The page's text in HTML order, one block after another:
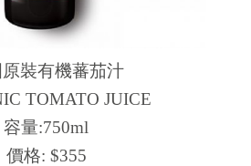
裝有機蕃茄汁
TOMATO JUICE
容量:750ml
價格: $355